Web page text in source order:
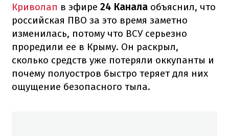
Криволап в эфире 24 Канала объяснил, что
российская ПВО за это время заметно
изменилась, потому что ВСУ серьезно
проредили ее в Крыму. Он раскрыл,
сколько средств уже потеряли оккупанты и
почему полуостров быстро теряет для них
ощущение безопасного тыла.